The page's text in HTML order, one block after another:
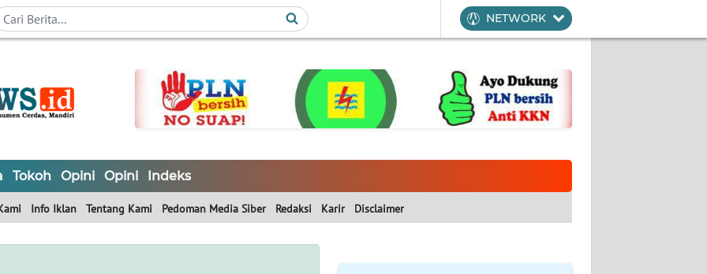
NETWORK
Tokoh Opini Opini Indeks
Info Iklan Tentang Kami Pedoman Media Siber Redaksi Karir Disclaimer